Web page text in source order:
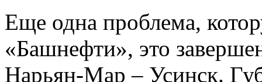
Еще одна проблема,
«Башнефти», это
Нарьян-Мар – Усинск.